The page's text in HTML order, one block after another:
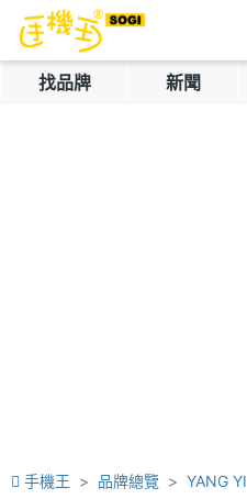
找品牌 新聞
手機王 品牌總覽 YANG YI